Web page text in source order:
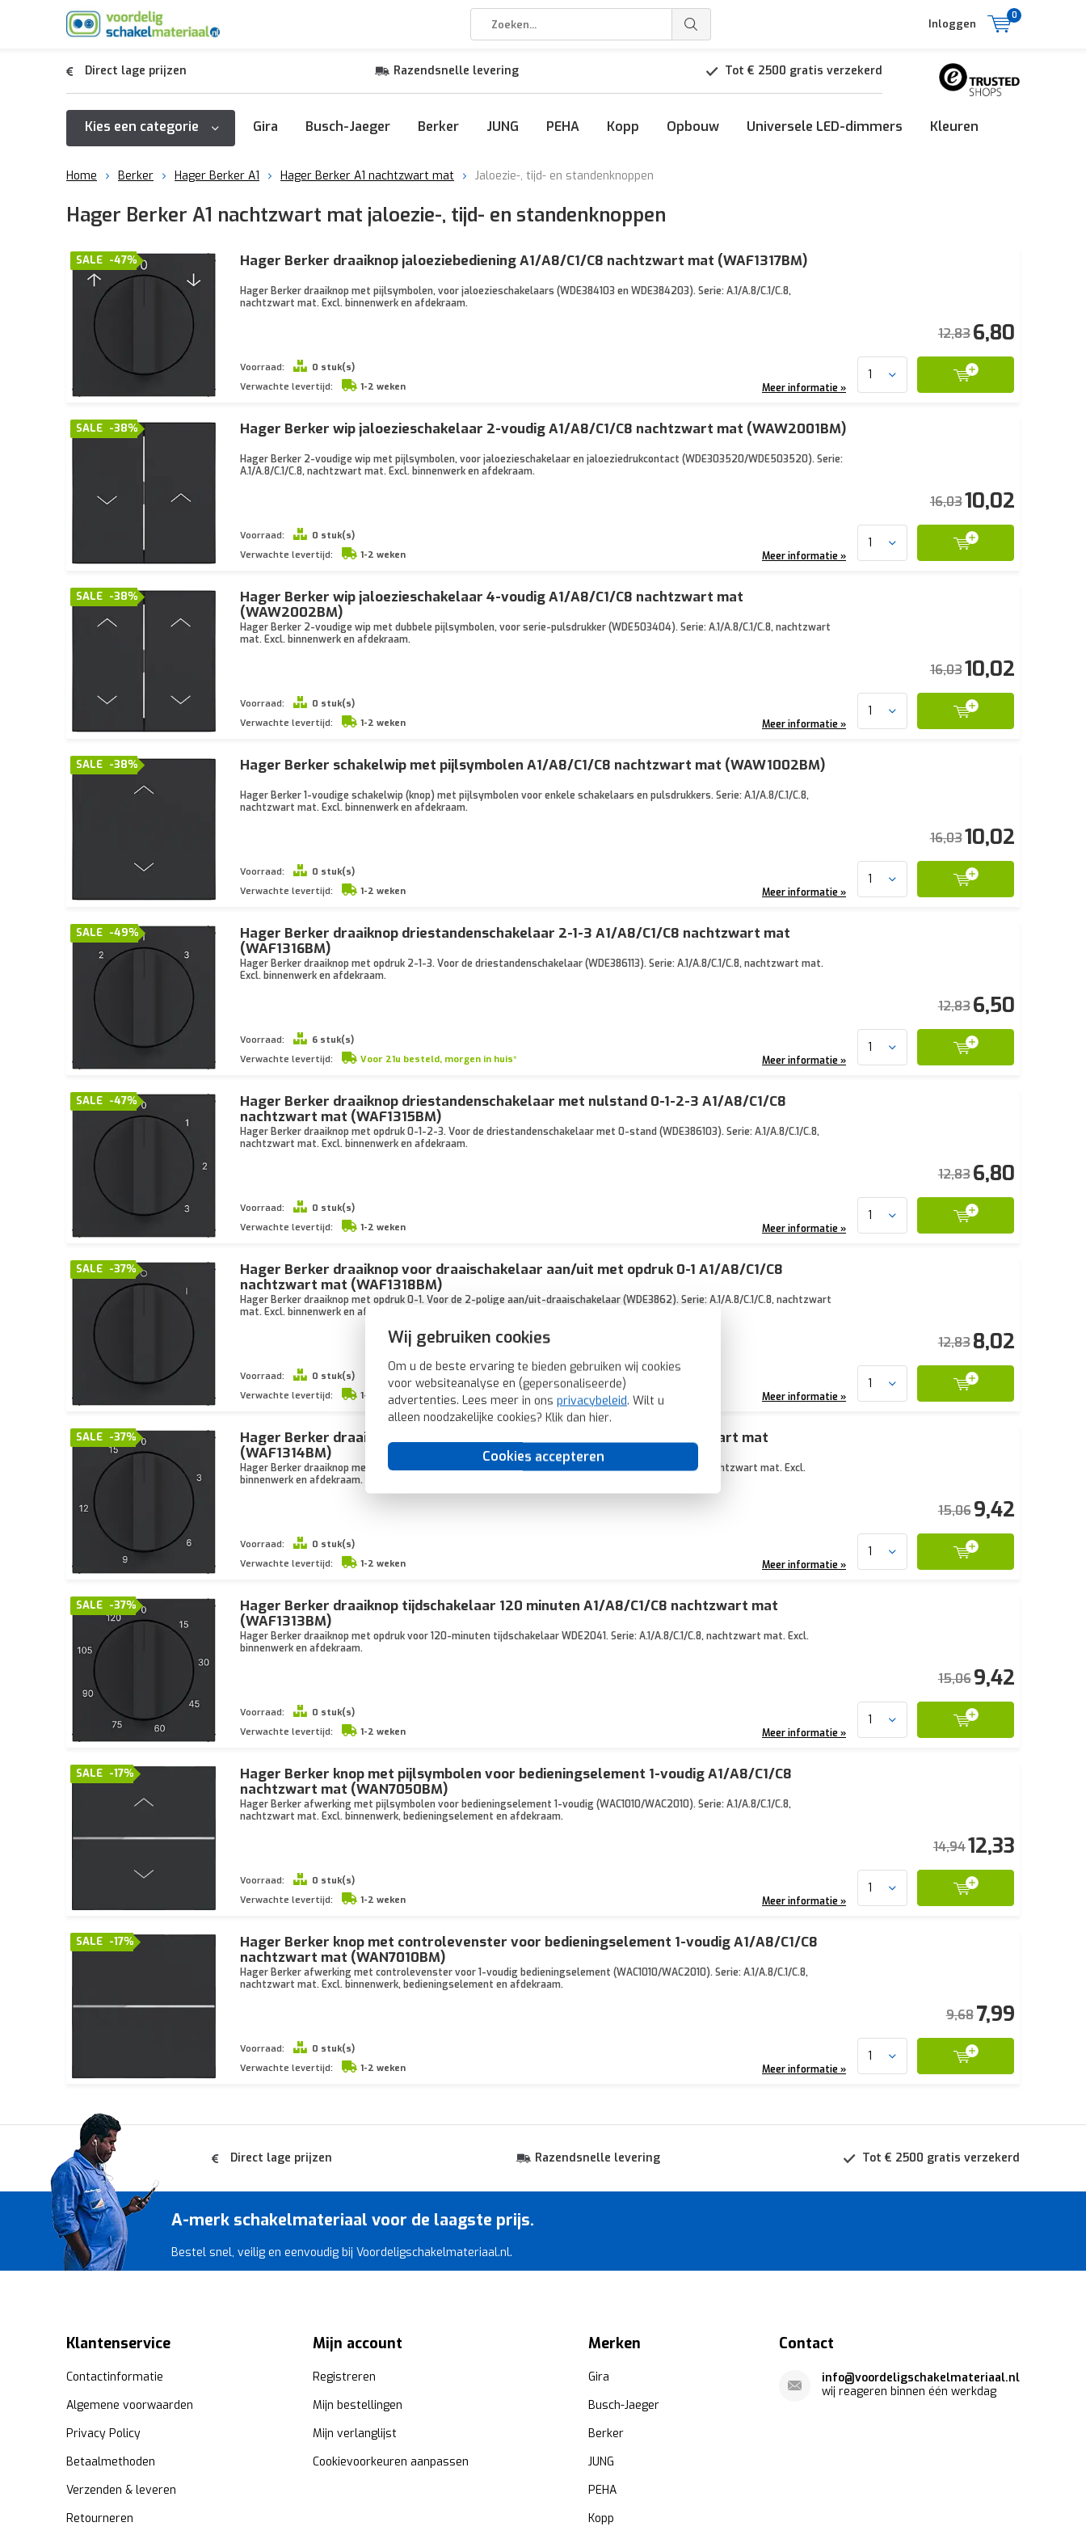
Wij gebruiken cookies
Om u de beste ervaring te bieden gebruiken wij cookies
voor websiteanalyse en (gepersonaliseerde)
advertenties. Lees meer in ons privacybeleid. Wilt u
alleen noodzakelijke cookies? Klik dan hier.
Cookies accepteren
Inloggen
0
Direct lage prijzen Razendsnelle levering Tot € 2500 gratis verzekerd
Kies een categorie Gira Busch-Jaeger Berker JUNG PEHA Kopp Opbouw Universele LED-dimmers Kleuren
Home Berker Hager Berker A1 Hager Berker A1 nachtzwart mat Jaloezie-, tijd- en standenknoppen
Hager Berker A1 nachtzwart mat jaloezie-, tijd- en standenknoppen
-47%
SALE Hager Berker draaiknop jaloeziebediening A1/A8/C1/C8 nachtzwart mat (WAF1317BM)
Hager Berker draaiknop met pijlsymbolen, voor jaloezieschakelaars (WDE384103 en WDE384203). Serie: A.1/A.8/C.1/C.8,
nachtzwart mat. Excl. binnenwerk en afdekraam.
Voorraad:
0 stuk(s)
Verwachte levertijd:
1-2 weken
12,836,80
Meer informatie »
-38%
SALE Hager Berker wip jaloezieschakelaar 2-voudig A1/A8/C1/C8 nachtzwart mat (WAW2001BM)
Hager Berker 2-voudige wip met pijlsymbolen, voor jaloezieschakelaar en jaloeziedrukcontact (WDE303520/WDE503520). Serie:
A.1/A.8/C.1/C.8, nachtzwart mat. Excl. binnenwerk en afdekraam.
Voorraad:
0 stuk(s)
Verwachte levertijd:
1-2 weken
16,0310,02
Meer informatie »
-38%
SALE
Hager Berker wip jaloezieschakelaar 4-voudig A1/A8/C1/C8 nachtzwart mat
(WAW2002BM)
Hager Berker 2-voudige wip met dubbele pijlsymbolen, voor serie-pulsdrukker (WDE503404). Serie: A.1/A.8/C.1/C.8, nachtzwart
mat. Excl. binnenwerk en afdekraam.
Voorraad:
0 stuk(s)
Verwachte levertijd:
1-2 weken
16,0310,02
Meer informatie »
-38%
SALE Hager Berker schakelwip met pijlsymbolen A1/A8/C1/C8 nachtzwart mat (WAW1002BM)
Hager Berker 1-voudige schakelwip (knop) met pijlsymbolen voor enkele schakelaars en pulsdrukkers. Serie: A.1/A.8/C.1/C.8,
nachtzwart mat. Excl. binnenwerk en afdekraam.
Voorraad:
0 stuk(s)
Verwachte levertijd:
1-2 weken
16,0310,02
Meer informatie »
-49%
SALE
Hager Berker draaiknop driestandenschakelaar 2-1-3 A1/A8/C1/C8 nachtzwart mat
(WAF1316BM)
Hager Berker draaiknop met opdruk 2-1-3. Voor de driestandenschakelaar (WDE386113). Serie: A.1/A.8/C.1/C.8, nachtzwart mat.
Excl. binnenwerk en afdekraam.
Voorraad:
6 stuk(s)
Verwachte levertijd:
Voor 21u besteld, morgen in huis*
12,836,50
Meer informatie »
-47%
SALE
Hager Berker draaiknop driestandenschakelaar met nulstand 0-1-2-3 A1/A8/C1/C8
nachtzwart mat (WAF1315BM)
Hager Berker draaiknop met opdruk 0-1-2-3. Voor de driestandenschakelaar met 0-stand (WDE386103). Serie: A.1/A.8/C.1/C.8,
nachtzwart mat. Excl. binnenwerk en afdekraam.
Voorraad:
0 stuk(s)
Verwachte levertijd:
1-2 weken
12,836,80
Meer informatie »
-37%
SALE
Hager Berker draaiknop voor draaischakelaar aan/uit met opdruk 0-1 A1/A8/C1/C8
nachtzwart mat (WAF1318BM)
Hager Berker draaiknop met opdruk 0-1. Voor de 2-polige aan/uit-draaischakelaar (WDE3862). Serie: A.1/A.8/C.1/C.8, nachtzwart
mat. Excl. binnenwerk en afdekraam.
Voorraad:
0 stuk(s)
Verwachte levertijd:
1-2 weken
12,838,02
Meer informatie »
-37%
SALE
Hager Berker draaiknop tijdschakelaar 15 minuten A1/A8/C1/C8 nachtzwart mat
(WAF1314BM)
Hager Berker draaiknop met opdruk voor 15-minuten tijdschakelaar WDE2040. Serie: A.1/A.8/C.1/C.8, nachtzwart mat. Excl.
binnenwerk en afdekraam.
Voorraad:
0 stuk(s)
Verwachte levertijd:
1-2 weken
15,069,42
Meer informatie »
-37%
SALE
Hager Berker draaiknop tijdschakelaar 120 minuten A1/A8/C1/C8 nachtzwart mat
(WAF1313BM)
Hager Berker draaiknop met opdruk voor 120-minuten tijdschakelaar WDE2041. Serie: A.1/A.8/C.1/C.8, nachtzwart mat. Excl.
binnenwerk en afdekraam.
Voorraad:
0 stuk(s)
Verwachte levertijd:
1-2 weken
15,069,42
Meer informatie »
-17%
SALE
Hager Berker knop met pijlsymbolen voor bedieningselement 1-voudig A1/A8/C1/C8
nachtzwart mat (WAN7050BM)
Hager Berker afwerking met pijlsymbolen voor bedieningselement 1-voudig (WAC1010/WAC2010). Serie: A.1/A.8/C.1/C.8,
nachtzwart mat. Excl. binnenwerk, bedieningselement en afdekraam.
Voorraad:
0 stuk(s)
Verwachte levertijd:
1-2 weken
14,9412,33
Meer informatie »
-17%
SALE
Hager Berker knop met controlevenster voor bedieningselement 1-voudig A1/A8/C1/C8
nachtzwart mat (WAN7010BM)
Hager Berker afwerking met controlevenster voor 1-voudig bedieningselement (WAC1010/WAC2010). Serie: A.1/A.8/C.1/C.8,
nachtzwart mat. Excl. binnenwerk, bedieningselement en afdekraam.
Voorraad:
0 stuk(s)
Verwachte levertijd:
1-2 weken
9,687,99
Meer informatie »
Direct lage prijzen Razendsnelle levering Tot € 2500 gratis verzekerd
A-merk schakelmateriaal voor de laagste prijs.
Bestel snel, veilig en eenvoudig bij Voordeligschakelmateriaal.nl.
Klantenservice
Contactinformatie
Algemene voorwaarden
Privacy Policy
Betaalmethoden
Verzenden & leveren
Retourneren
Mijn account
Registreren
Mijn bestellingen
Mijn verlanglijst
Cookievoorkeuren aanpassen
Merken
Gira
Busch-Jaeger
Berker
JUNG
PEHA
Kopp
Contact
info@voordeligschakelmateriaal.nl
wij reageren binnen één werkdag